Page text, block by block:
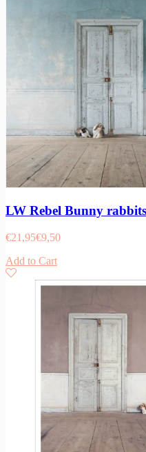
LW Rebel Bunny
€21,95€9,50
Add to Cart